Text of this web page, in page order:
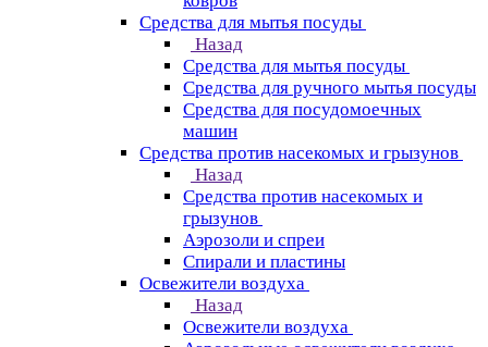
Средства для мытья посуды
Назад
Средства для мытья посуды
Средства для ручного мытья посуды
Средства для посудомоечных
машин
Средства против насекомых и грызунов
Назад
Средства против насекомых и
грызунов
Аэрозоли и спреи
Спирали и пластины
Освежители воздуха
Назад
Освежители воздуха